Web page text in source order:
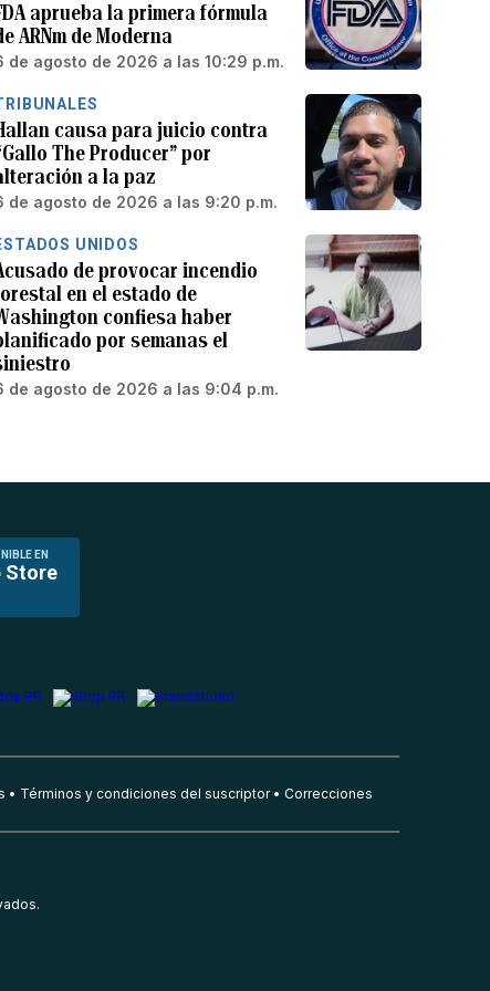
aprueba la primera fórmula
ARNm de Moderna
de agosto de 2026 a las 10:29 p.m.
causa para juicio contra
The Producer” por
a la paz
de agosto de 2026 a las 9:20 p.m.
UNIDOS
de provocar incendio
en el estado de
confiesa haber
por semanas el
de agosto de 2026 a las 9:04 p.m.
EN
Store
Términos y condiciones del suscriptor Correcciones